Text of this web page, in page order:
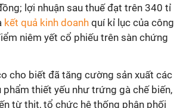
lợi nhuận sau thuế đạt trên 340 tỉ
kết quả kinh doanh quí kỉ lục của công
niêm yết cổ phiếu trên sàn chứng
cho biết đã tăng cường sản xuất các
phẩm thiết yếu như trứng gà chế biến,
từ thịt, tổ chức hệ thống phân phối